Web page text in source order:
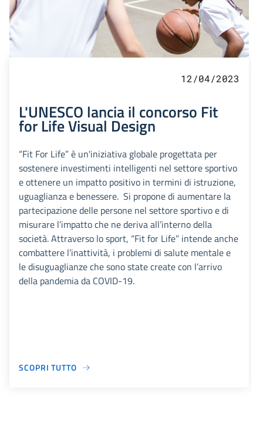
12/04/2023
L'UNESCO lancia il concorso Fit
for Life Visual Design
“Fit For Life” è un'iniziativa globale progettata per
sostenere investimenti intelligenti nel settore sportivo
e ottenere un impatto positivo in termini di istruzione,
uguaglianza e benessere. Si propone di aumentare la
partecipazione delle persone nel settore sportivo e di
misurare l’impatto che ne deriva all’interno della
società. Attraverso lo sport, “Fit for Life” intende anche
combattere l’inattività, i problemi di salute mentale e
le disuguaglianze che sono state create con l’arrivo
della pandemia da COVID-19.
SCOPRI TUTTO